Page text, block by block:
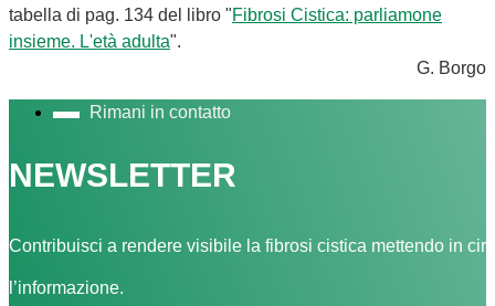
tabella di pag. 134 del libro "Fibrosi Cistica: parliamone
insieme. L'età adulta".
G. Borgo
Rimani in contatto
NEWSLETTER
Contribuisci a rendere visibile la fibrosi cistica mettendo in
l’informazione.